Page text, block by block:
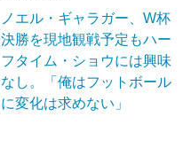
ノエル・ギャラガー、W杯
決勝を現地観戦予定もハー
フタイム・ショウには興味
なし。「俺はフットボール
に変化は求めない」